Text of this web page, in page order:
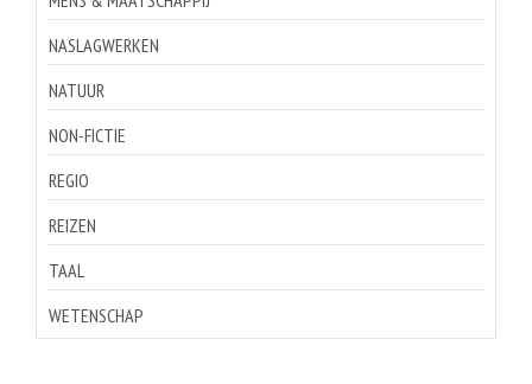
NASLAGWERKEN
NATUUR
NON-FICTIE
REGIO
REIZEN
TAAL
WETENSCHAP